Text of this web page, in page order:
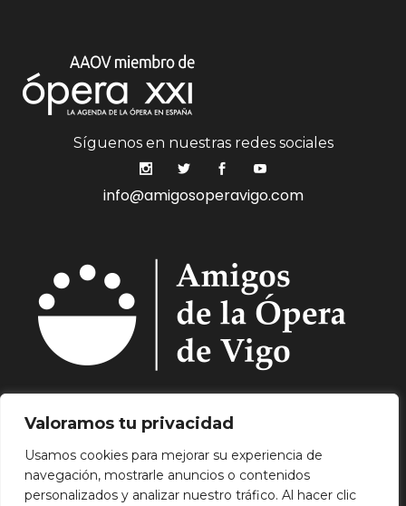
Valoramos tu privacidad
Usamos cookies para mejorar su experiencia de
navegación, mostrarle anuncios o contenidos
personalizados y analizar nuestro tráfico. Al hacer clic
Síguenos en nuestras redes sociales
info@amigosoperavigo.com
Quiénes Somos. Asóciate.
Programación.
Hemeroteca.
Noticias.
Contacto.
Aviso Legal.
Política de Privacidad. Política de